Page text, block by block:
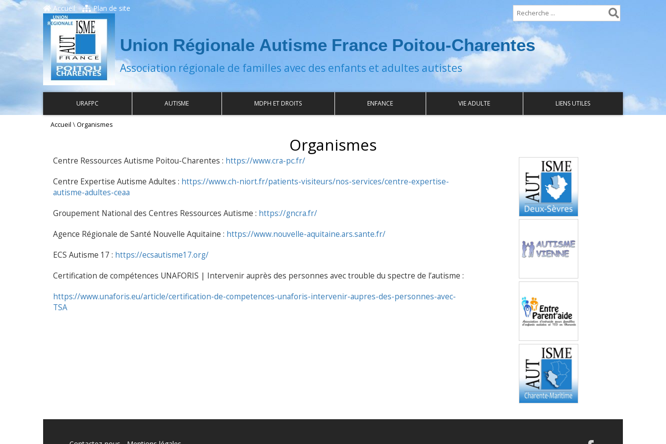
Accueil Plan de site
Union Régionale Autisme France Poitou-Charentes
Association régionale de familles avec des enfants et adultes autistes
URAFPC AUTISME MDPH ET DROITS ENFANCE VIE ADULTE LIENS UTILES
Accueil \Organismes
Organismes
Centre Ressources Autisme Poitou-Charentes : https://www.cra-pc.fr/
Centre Expertise Autisme Adultes : https://www.ch-niort.fr/patients-visiteurs/nos-services/centre-expertise-
autisme-adultes-ceaa
Groupement National des Centres Ressources Autisme : https://gncra.fr/
Agence Régionale de Santé Nouvelle Aquitaine : https://www.nouvelle-aquitaine.ars.sante.fr/
ECS Autisme 17 : https://ecsautisme17.org/
Certification de compétences UNAFORIS | Intervenir auprès des personnes avec trouble du spectre de l’autisme :
https://www.unaforis.eu/article/certification-de-competences-unaforis-intervenir-aupres-des-personnes-avec-
TSA
Autisme Deux-
Sèvres
Entre Parent’aide
Autisme Charente-
Maritime